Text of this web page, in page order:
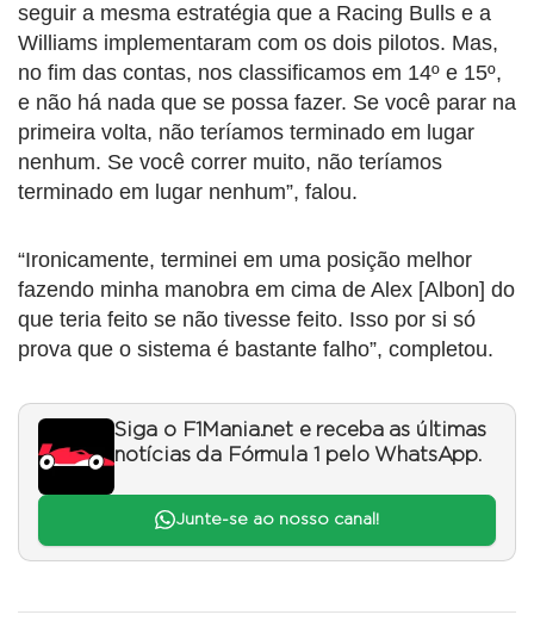
seguir a mesma estratégia que a Racing Bulls e a
Williams implementaram com os dois pilotos. Mas,
no fim das contas, nos classificamos em 14º e 15º,
e não há nada que se possa fazer. Se você parar na
primeira volta, não teríamos terminado em lugar
nenhum. Se você correr muito, não teríamos
terminado em lugar nenhum”, falou.
“Ironicamente, terminei em uma posição melhor
fazendo minha manobra em cima de Alex [Albon] do
que teria feito se não tivesse feito. Isso por si só
prova que o sistema é bastante falho”, completou.
Siga o F1Mania.net e receba as últimas
notícias da Fórmula 1 pelo WhatsApp.
Junte-se ao nosso canal!